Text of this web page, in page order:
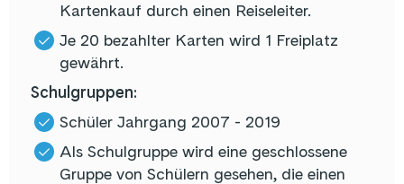
Kartenkauf durch einen Reiseleiter.
Je 20 bezahlter Karten wird 1 Freiplatz
gewährt.
Schulgruppen:
Schüler Jahrgang 2007 - 2019
Als Schulgruppe wird eine geschlossene
Gruppe von Schülern gesehen, die einen